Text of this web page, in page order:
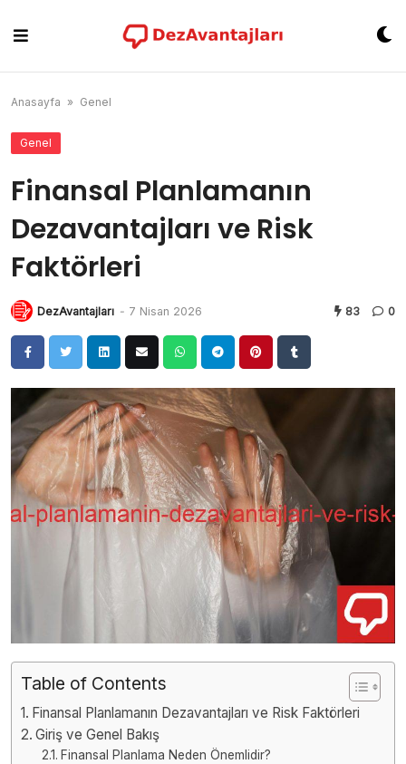
content
Anasayfa » Genel
Genel
Finansal Planlamanın
Dezavantajları ve Risk
Faktörleri
DezAvantajları - 7 Nisan 2026 83 0
Table of Contents
Finansal Planlamanın Dezavantajları ve Risk Faktörleri
Giriş ve Genel Bakış
Finansal Planlama Neden Önemlidir?